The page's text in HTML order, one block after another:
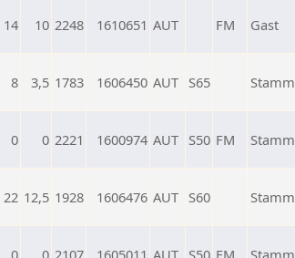
14 10 2248 1610651 AUT FM Gast
8 3,5 1783 1606450 AUT S65 Stamm
0 0 2221 1600974 AUT S50 FM Stamm
22 12,5 1928 1606476 AUT S60 Stamm
0 0 2107 1605011 AUT S50 FM Stamm